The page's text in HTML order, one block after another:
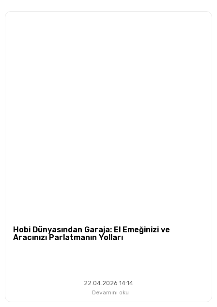
Hobi Dünyasından Garaja: El Emeğinizi ve
Aracınızı Parlatmanın Yolları
Devamını oku
22.04.2026 14:14